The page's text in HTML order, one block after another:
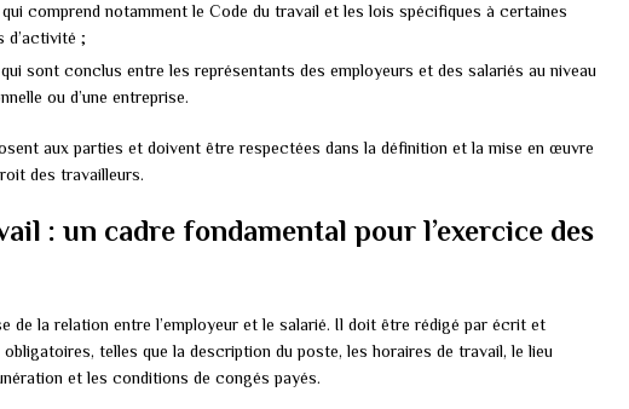
comprend notamment le Code du travail et les lois spécifiques à certaines
d’activité ;
sont conclus entre les représentants des employeurs et des salariés au niveau
ou d’une entreprise.
aux parties et doivent être respectées dans la définition et la mise en œuvre
des travailleurs.
: un cadre fondamental pour l’exercice des
de la relation entre l’employeur et le salarié. Il doit être rédigé par écrit et
telles que la description du poste, les horaires de travail, le lieu
et les conditions de congés payés.